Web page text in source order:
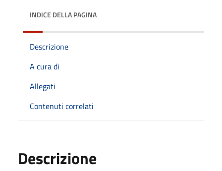
INDICE DELLA PAGINA
Descrizione
A cura di
Allegati
Contenuti correlati
Descrizione